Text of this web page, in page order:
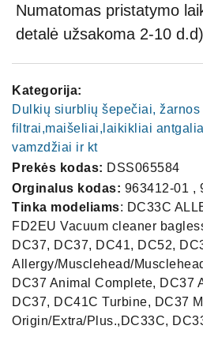
Numatomas pristatymo
detalė užsakoma 2-10 d.d)
Kategorija:
Dulkių siurblių šepečiai, žarnos
filtrai,maišeliai,laikikliai
vamzdžiai ir kt
Prekės kodas: DSS065584
Orginalus kodas: 963412-01 ,
Tinka modeliams: DC33C
FD2EU Vacuum cleaner
DC37, DC37, DC41, DC52,
Allergy/Musclehead/
DC37 Animal Complete, DC37
DC37, DC41С Turbine, DC37
Origin/Extra/Plus.,DC33С,